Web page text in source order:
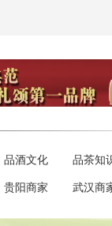
品酒文化 品茶知
贵阳商家 武汉商